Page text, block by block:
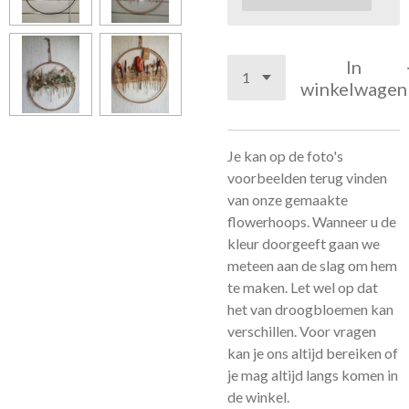
In
winkelwagen
Je kan op de foto's
voorbeelden terug vinden
van onze gemaakte
flowerhoops. Wanneer u de
kleur doorgeeft gaan we
meteen aan de slag om hem
te maken. Let wel op dat
het van droogbloemen kan
verschillen. Voor vragen
kan je ons altijd bereiken of
je mag altijd langs komen in
de winkel.